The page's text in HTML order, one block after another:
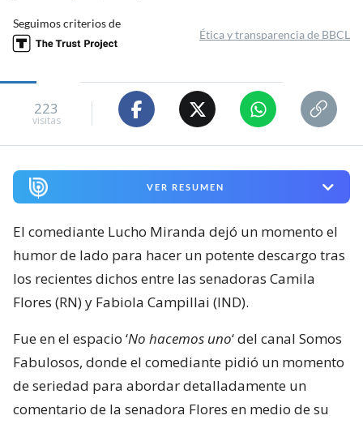
Seguimos criterios de
Ética y transparencia de BBCL
223
visitas
VER RESUMEN
El comediante Lucho Miranda dejó un momento el
humor de lado para hacer un potente descargo tras
los recientes dichos entre las senadoras Camila
Flores (RN) y Fabiola Campillai (IND).
Fue en el espacio ‘No hacemos uno‘ del canal Somos
Fabulosos, donde el comediante pidió un momento
de seriedad para abordar detalladamente un
comentario de la senadora Flores en medio de su